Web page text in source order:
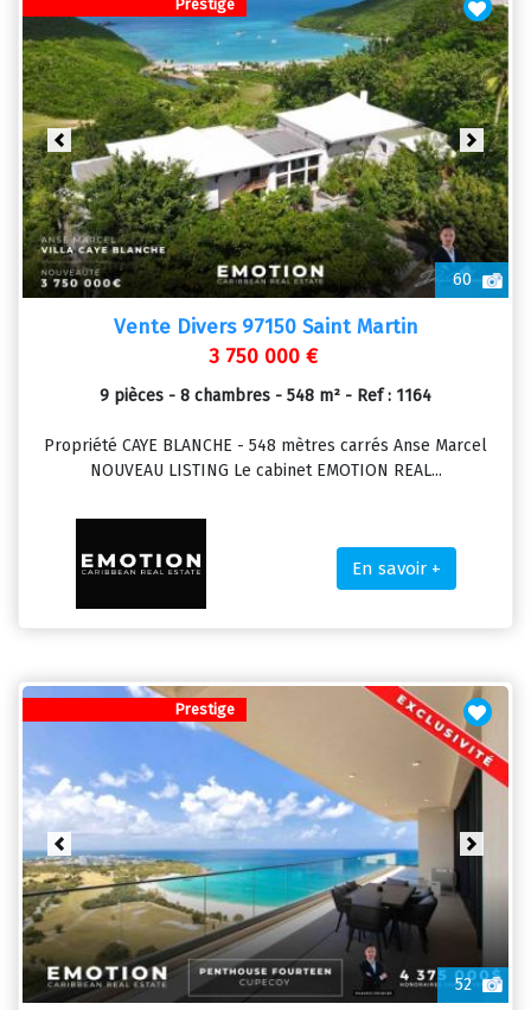
Prestige
60
Previous Next
Vente Divers 97150 Saint Martin
3 750 000 €
9 pièces - 8 chambres - 548 m² - Ref : 1164
Propriété CAYE BLANCHE - 548 mètres carrés Anse Marcel
NOUVEAU LISTING Le cabinet EMOTION REAL...
En savoir +
Prestige
52
Previous Next